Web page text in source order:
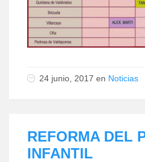
24 junio, 2017 en Noticias
REFORMA DEL
INFANTIL